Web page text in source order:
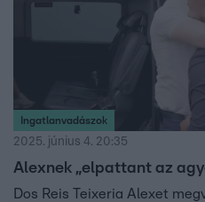
Ingatlanvadászok
2025. június 4. 20:35
Alexnek „elpattant az
Dos Reis Teixeria Alexet